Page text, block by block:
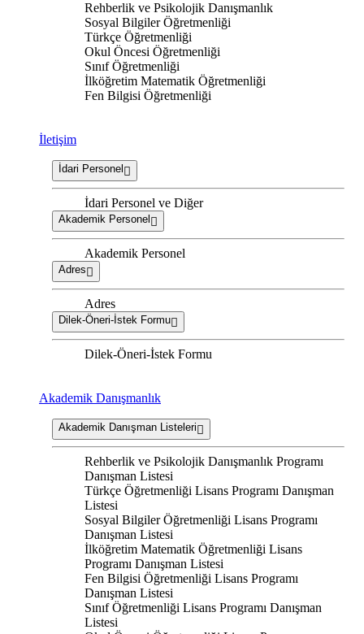
Rehberlik ve Psikolojik Danışmanlık
Sosyal Bilgiler Öğretmenliği
Türkçe Öğretmenliği
Okul Öncesi Öğretmenliği
Sınıf Öğretmenliği
İlköğretim Matematik Öğretmenliği
Fen Bilgisi Öğretmenliği
İletişim
İdari Personel
İdari Personel ve Diğer
Akademik Personel
Akademik Personel
Adres
Adres
Dilek-Öneri-İstek Formu
Dilek-Öneri-İstek Formu
Akademik Danışmanlık
Akademik Danışman Listeleri
Rehberlik ve Psikolojik Danışmanlık Programı
Danışman Listesi
Türkçe Öğretmenliği Lisans Programı Danışman
Listesi
Sosyal Bilgiler Öğretmenliği Lisans Programı
Danışman Listesi
İlköğretim Matematik Öğretmenliği Lisans
Programı Danışman Listesi
Fen Bilgisi Öğretmenliği Lisans Programı
Danışman Listesi
Sınıf Öğretmenliği Lisans Programı Danışman
Listesi